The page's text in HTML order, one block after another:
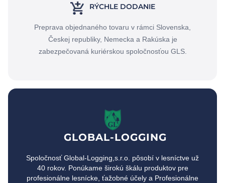
RÝCHLE DODANIE
Preprava objednaného tovaru v rámci Slovenska,
Českej republiky, Nemecka a Rakúska je
zabezpečovaná kuriérskou spoločnosťou GLS.
GLOBAL-LOGGING
Spoločnosť Global-Logging,s.r.o. pôsobí v lesníctve už
40 rokov. Ponúkame širokú škálu produktov pre
profesionálne lesnícke, ťažobné účely a Profesionálne